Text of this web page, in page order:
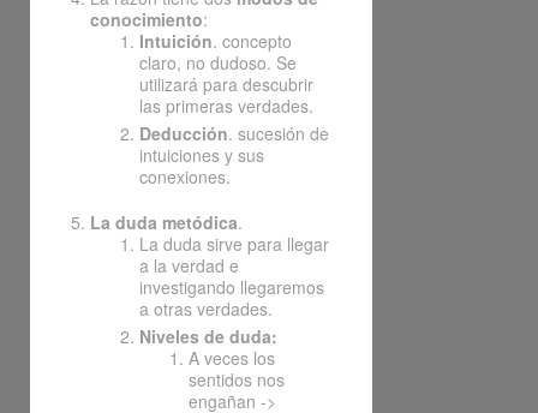
conocimiento:
Intuición. concepto
claro, no dudoso. Se
utilizará para descubrir
las primeras verdades.
Deducción. sucesión de
intuiciones y sus
conexiones.
La duda metódica.
La duda sirve para llegar
a la verdad e
investigando llegaremos
a otras verdades.
Niveles de duda:
A veces los
sentidos nos
engañan ->